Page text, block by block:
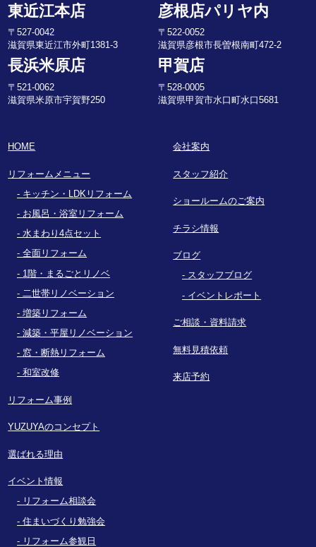
東近江本店
〒527-0042
滋賀県東近江市外町1381-3
彦根店パリヤ内
〒522-0052
滋賀県彦根市長曽根南町472-2
長浜米原店
〒521-0062
滋賀県米原市宇賀野250
甲賀店
〒528-0005
滋賀県甲賀市水口町水口5681
HOME
リフォームメニュー
キッチン・LDKリフォーム
お風呂・浴室リフォーム
水まわり4点セット
全面リフォーム
1階・まるごとリノベ
二世帯リノベーション
増築リフォーム
減築・平屋リノベーション
窓・断熱リフォーム
和室改修
リフォーム事例
YUZUYAのコンセプト
選ばれる理由
イベント情報
リフォーム相談会
住まいづくり勉強会
リフォーム参観日
会社案内
スタッフ紹介
ショールームのご案内
チラシ情報
ブログ
スタッフブログ
イベントレポート
ご相談・資料請求
無料見積依頼
来店予約